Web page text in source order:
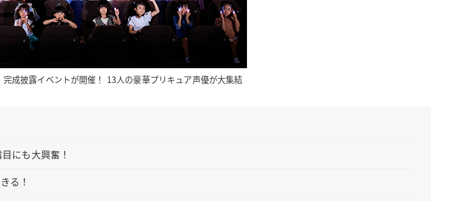
完成披露イベントが開催！ 13人の豪華プリキュア声優が大集結
にも大興奮！
る！